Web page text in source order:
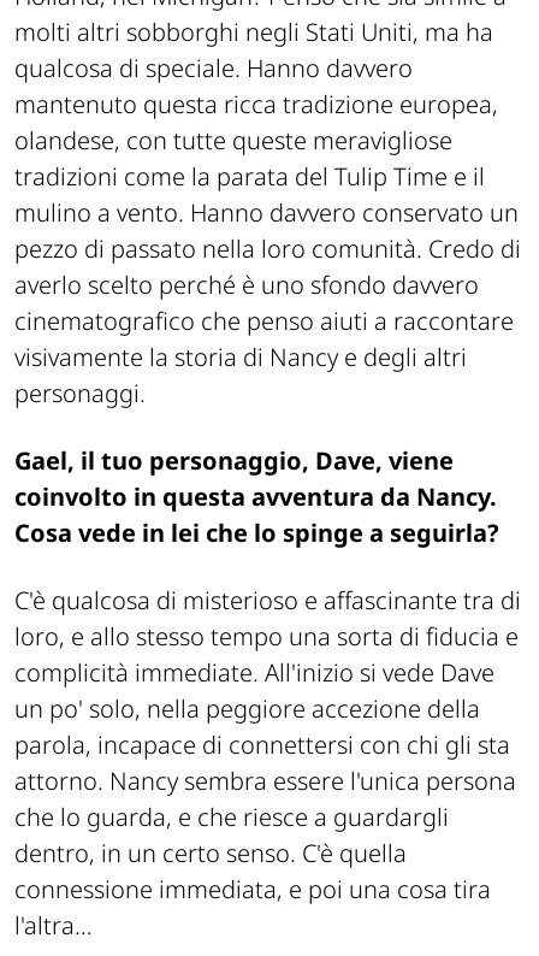
molti altri sobborghi negli Stati Uniti, ma ha
qualcosa di speciale. Hanno davvero
mantenuto questa ricca tradizione europea,
olandese, con tutte queste meravigliose
tradizioni come la parata del Tulip Time e il
mulino a vento. Hanno davvero conservato un
pezzo di passato nella loro comunità. Credo di
averlo scelto perché è uno sfondo davvero
cinematografico che penso aiuti a raccontare
visivamente la storia di Nancy e degli altri
personaggi.
Gael, il tuo personaggio, Dave, viene
coinvolto in questa avventura da Nancy.
Cosa vede in lei che lo spinge a seguirla?
C'è qualcosa di misterioso e affascinante tra di
loro, e allo stesso tempo una sorta di fiducia e
complicità immediate. All'inizio si vede Dave
un po' solo, nella peggiore accezione della
parola, incapace di connettersi con chi gli sta
attorno. Nancy sembra essere l'unica persona
che lo guarda, e che riesce a guardargli
dentro, in un certo senso. C'è quella
connessione immediata, e poi una cosa tira
l'altra…